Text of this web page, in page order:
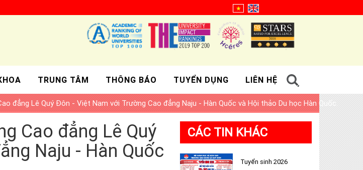
TRUNG TÂM THÔNG BÁO TUYỂN DỤNG LIÊN HỆ
đẳng Lê Quý Đôn - Việt Nam với Trường Cao đẳng Naju - Hàn Quốc và Hội thảo Du học Hàn Quốc.
Cao đẳng Lê Quý
Naju - Hàn Quốc
CÁC TIN KHÁC
Tuyển sinh 2026